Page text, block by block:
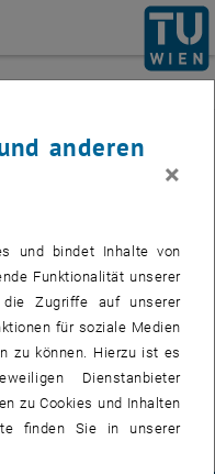
14. JULI 2026
Ansicht.
anderen
×
und bindet Inhalte von
Funktionalität unserer
Zugriffe auf unserer
für soziale Medien
zu können. Hierzu ist es
Dienstanbieter
zu Cookies und Inhalten
finden Sie in unserer